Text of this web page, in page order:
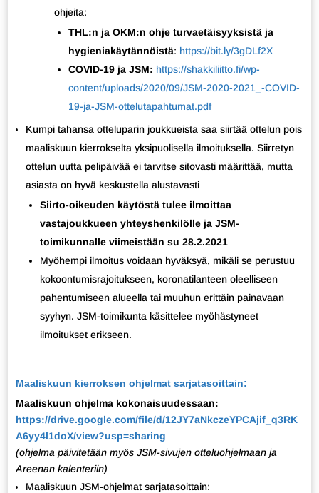
ohjeita:
THL:n ja OKM:n ohje turvaetäisyyksistä ja
hygieniakäytännöistä: https://bit.ly/3gDLf2X
COVID-19 ja JSM: https://shakkiliitto.fi/wp-
content/uploads/2020/09/JSM-2020-2021_-COVID-
19-ja-JSM-ottelutapahtumat.pdf
Kumpi tahansa otteluparin joukkueista saa siirtää ottelun pois
maaliskuun kierrokselta yksipuolisella ilmoituksella. Siirretyn
ottelun uutta pelipäivää ei tarvitse sitovasti määrittää, mutta
asiasta on hyvä keskustella alustavasti
Siirto-oikeuden käytöstä tulee ilmoittaa
vastajoukkueen yhteyshenkilölle ja JSM-
toimikunnalle viimeistään su 28.2.2021
Myöhempi ilmoitus voidaan hyväksyä, mikäli se perustuu
kokoontumisrajoitukseen, koronatilanteen oleelliseen
pahentumiseen alueella tai muuhun erittäin painavaan
syyhyn. JSM-toimikunta käsittelee myöhästyneet
ilmoitukset erikseen.
Maaliskuun kierroksen ohjelmat sarjatasoittain:
Maaliskuun ohjelma kokonaisuudessaan:
https://drive.google.com/file/d/12JY7aNkczeYPCAjif_q3RK
A6yy4l1doX/view?usp=sharing
(ohjelma päivitetään myös JSM-sivujen otteluohjelmaan ja
Areenan kalenteriin)
Maaliskuun JSM-ohjelmat sarjatasoittain: